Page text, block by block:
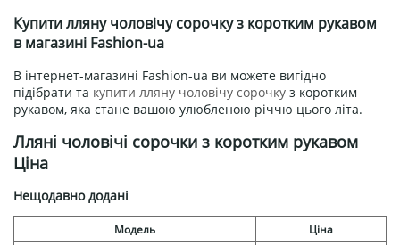
Купити лляну чоловічу сорочку з коротким рукавом
в магазині Fashion-ua
В інтернет-магазині Fashion-ua ви можете вигідно
підібрати та купити лляну чоловічу сорочку з коротким
рукавом, яка стане вашою улюбленою річчю цього літа.
Лляні чоловічі сорочки з коротким рукавом
Ціна
Нещодавно додані
Модель
Ціна